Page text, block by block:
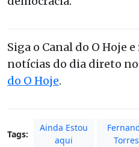
Siga o Canal do O Hoje
notícias do dia direto
do O Hoje.
Tags:
Ainda Estou
aqui
Torres